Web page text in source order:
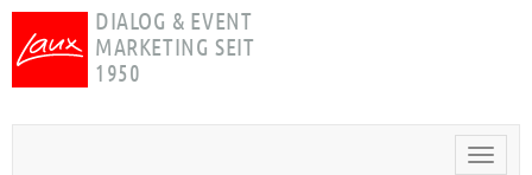
DIALOG & EVENT
MARKETING SEIT
1950